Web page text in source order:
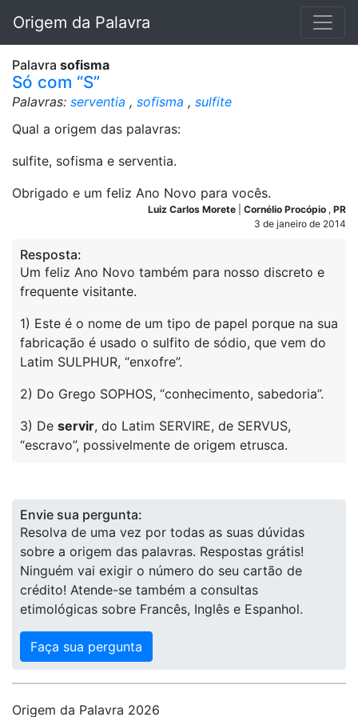
Origem da Palavra
Palavra sofisma
Só com “S”
Palavras: serventia , sofisma , sulfite
Qual a origem das palavras:
sulfite, sofisma e serventia.
Obrigado e um feliz Ano Novo para vocês.
Luiz Carlos Morete Cornélio Procópio , PR
3 de janeiro de 2014
Resposta:
Um feliz Ano Novo também para nosso discreto e
frequente visitante.
1) Este é o nome de um tipo de papel porque na sua
fabricação é usado o sulfito de sódio, que vem do
Latim SULPHUR, “enxofre”.
2) Do Grego SOPHOS, “conhecimento, sabedoria”.
3) De servir, do Latim SERVIRE, de SERVUS,
“escravo”, possivelmente de origem etrusca.
Envie sua pergunta:
Resolva de uma vez por todas as suas dúvidas
sobre a origem das palavras. Respostas grátis!
Ninguém vai exigir o número do seu cartão de
crédito! Atende-se também a consultas
etimológicas sobre Francês, Inglês e Espanhol.
Faça sua pergunta
Origem da Palavra 2026